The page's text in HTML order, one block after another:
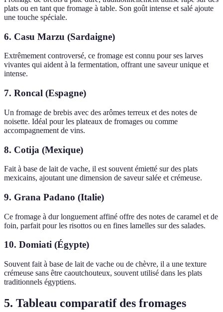
plats ou en tant que fromage à table. Son goût intense et salé ajoute
une touche spéciale.
6. Casu Marzu (Sardaigne)
Extrêmement controversé, ce fromage est connu pour ses larves
vivantes qui aident à la fermentation, offrant une saveur unique et
intense.
7. Roncal (Espagne)
Un fromage de brebis avec des arômes terreux et des notes de
noisette. Idéal pour les plateaux de fromages ou comme
accompagnement de vins.
8. Cotija (Mexique)
Fait à base de lait de vache, il est souvent émietté sur des plats
mexicains, ajoutant une dimension de saveur salée et crémeuse.
9. Grana Padano (Italie)
Ce fromage à dur longuement affiné offre des notes de caramel et de
foin, parfait pour les risottos ou en fines lamelles sur des salades.
10. Domiati (Égypte)
Souvent fait à base de lait de vache ou de chèvre, il a une texture
crémeuse sans être caoutchouteux, souvent utilisé dans les plats
traditionnels égyptiens.
5. Tableau comparatif des fromages